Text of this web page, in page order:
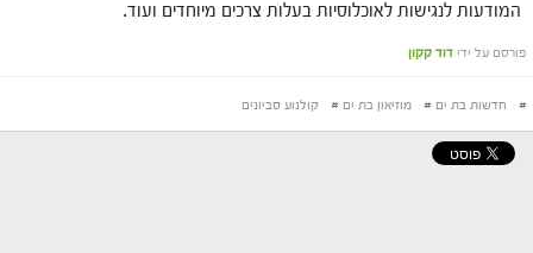
המודעות לנגישות לאוכלוסיות בעלות צרכים מיוחדים ועוד.
פורסם על ידי דוד קקון
# חדשות בת ים # מוזיאון בת ים # קולנוע סביונים